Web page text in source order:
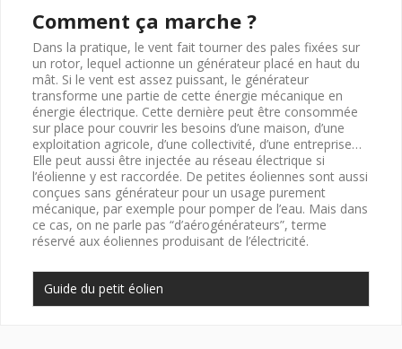
Comment ça marche ?
Dans la pratique, le vent fait tourner des pales fixées sur
un rotor, lequel actionne un générateur placé en haut du
mât. Si le vent est assez puissant, le générateur
transforme une partie de cette énergie mécanique en
énergie électrique. Cette dernière peut être consommée
sur place pour couvrir les besoins d’une maison, d’une
exploitation agricole, d’une collectivité, d’une entreprise…
Elle peut aussi être injectée au réseau électrique si
l’éolienne y est raccordée. De petites éoliennes sont aussi
conçues sans générateur pour un usage purement
mécanique, par exemple pour pomper de l’eau. Mais dans
ce cas, on ne parle pas “d’aérogénérateurs”, terme
réservé aux éoliennes produisant de l’électricité.
Guide du petit éolien